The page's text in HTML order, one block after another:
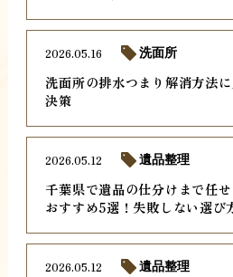
洗面所の排水つまり解消方法
決策
2026.05.16 洗面所
千葉県で遺品の仕分けまで任
おすすめ5選！失敗しない選び
2026.05.12 遺品整理
2026.05.12 遺品整理